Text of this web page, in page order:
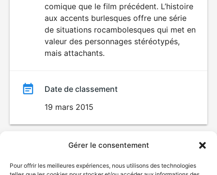
Gérer le consentement
Pour offrir les meilleures expériences, nous utilisons des technologies
comique que le film précédent. L’histoire
aux accents burlesques offre une série
de situations rocambolesques qui met en
valeur des personnages stéréotypés,
mais attachants.
Date de classement
19 mars 2015